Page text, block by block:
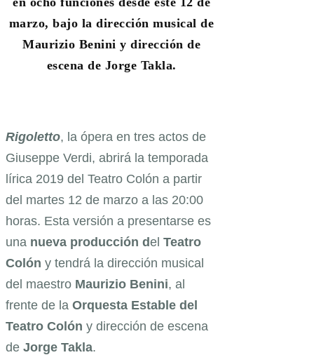
marzo, bajo la dirección musical de
Maurizio Benini y dirección de
escena de Jorge Takla.
Rigoletto, la ópera en tres actos de
Giuseppe Verdi, abrirá la temporada
lírica 2019 del Teatro Colón a partir
del martes 12 de marzo a las 20:00
horas. Esta versión a presentarse es
una nueva producción del Teatro
Colón y tendrá la dirección musical
del maestro Maurizio Benini, al
frente de la Orquesta Estable del
Teatro Colón y dirección de escena
de Jorge Takla.